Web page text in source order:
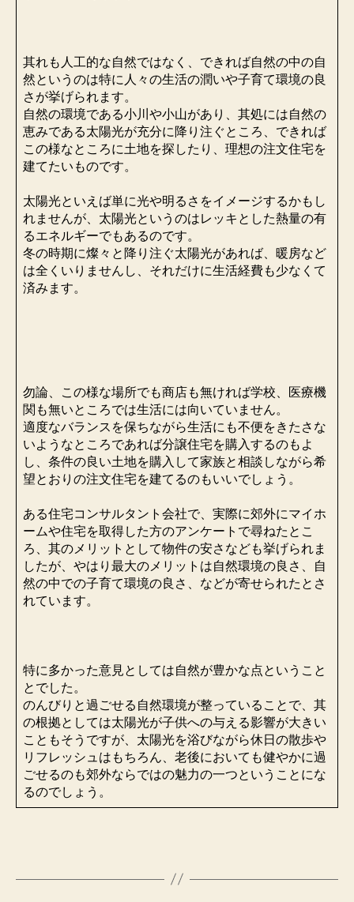
其れも人工的な自然ではなく、できれば自然の中の自
然というのは特に人々の生活の潤いや子育て環境の良
さが挙げられます。
自然の環境である小川や小山があり、其処には自然の
恵みである太陽光が充分に降り注ぐところ、できれば
この様なところに土地を探したり、理想の注文住宅を
建てたいものです。
太陽光といえば単に光や明るさをイメージするかもし
れませんが、太陽光というのはレッキとした熱量の有
るエネルギーでもあるのです。
冬の時期に燦々と降り注ぐ太陽光があれば、暖房など
は全くいりませんし、それだけに生活経費も少なくて
済みます。
勿論、この様な場所でも商店も無ければ学校、医療機
関も無いところでは生活には向いていません。
適度なバランスを保ちながら生活にも不便をきたさな
いようなところであれば分譲住宅を購入するのもよ
し、条件の良い土地を購入して家族と相談しながら希
望とおりの注文住宅を建てるのもいいでしょう。
ある住宅コンサルタント会社で、実際に郊外にマイホ
ームや住宅を取得した方のアンケートで尋ねたとこ
ろ、其のメリットとして物件の安さなども挙げられま
したが、やはり最大のメリットは自然環境の良さ、自
然の中での子育て環境の良さ、などが寄せられたとさ
れています。
特に多かった意見としては自然が豊かな点ということ
とでした。
のんびりと過ごせる自然環境が整っていることで、其
の根拠としては太陽光が子供への与える影響が大きい
こともそうですが、太陽光を浴びながら休日の散歩や
リフレッシュはもちろん、老後においても健やかに過
ごせるのも郊外ならではの魅力の一つということにな
るのでしょう。